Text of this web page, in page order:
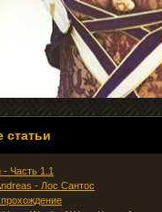
статьи
Часть 1.1
- Лос Сантос